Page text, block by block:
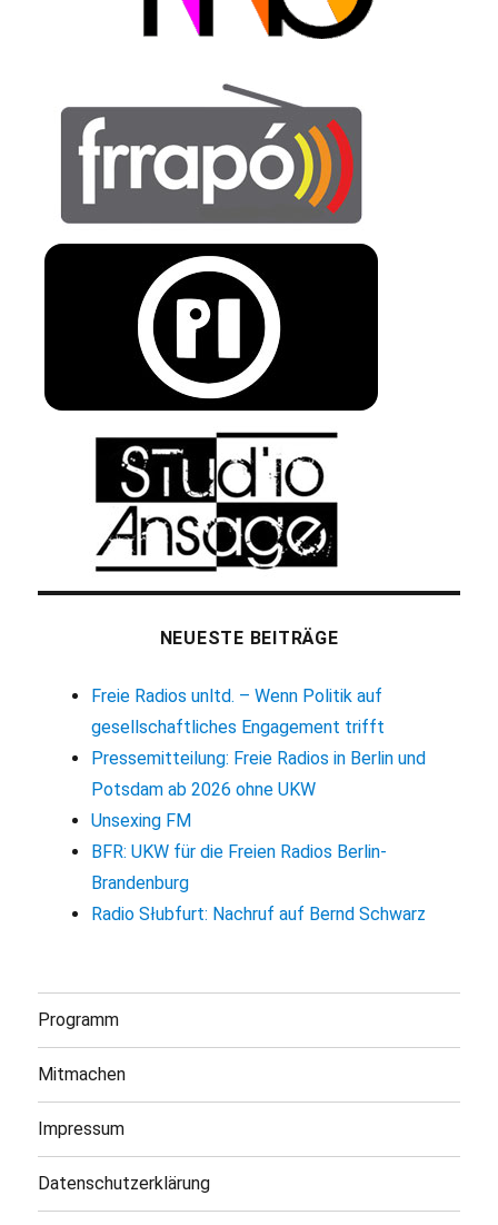
NEUESTE BEITRÄGE
Freie Radios unltd. – Wenn Politik auf
gesellschaftliches Engagement trifft
Pressemitteilung: Freie Radios in Berlin und
Potsdam ab 2026 ohne UKW
Unsexing FM
BFR: UKW für die Freien Radios Berlin-
Brandenburg
Radio Słubfurt: Nachruf auf Bernd Schwarz
Programm
Mitmachen
Impressum
Datenschutzerklärung